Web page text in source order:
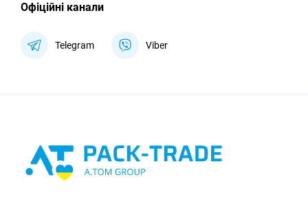
Офіційні канали
Telegram Viber